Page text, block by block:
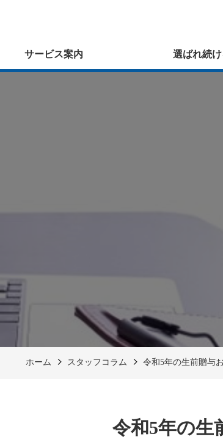
サービス案内 選ばれ続
ホーム スタッフコラム 令和5年の生前贈与
令和5年の生